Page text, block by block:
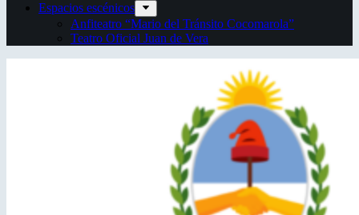
Espacios escénicos
Anfiteatro “Mario del Tránsito Cocomarola”
Teatro Oficial Juan de Vera